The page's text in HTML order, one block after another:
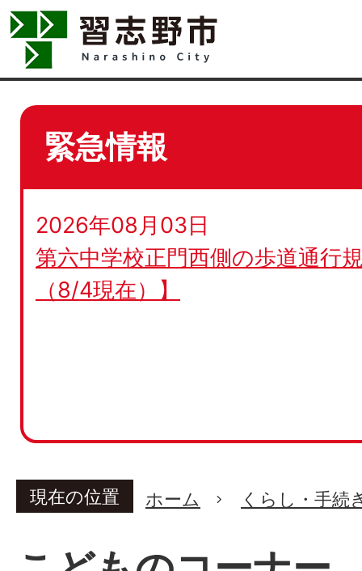
緊急情報
2026年08月03日
第六中学校正門西側の歩道通行
（8/4現在）】
現在の位置 ホーム くらし・手続